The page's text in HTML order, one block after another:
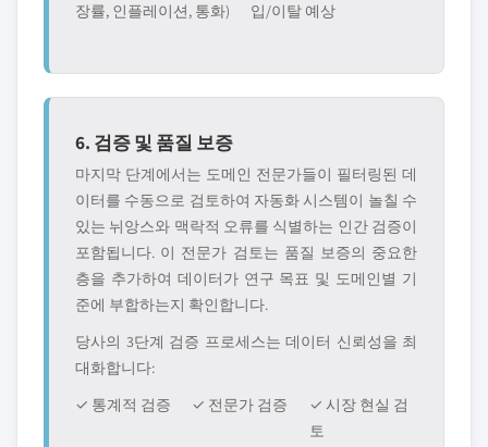
장률, 인플레이션, 통화)
입/이탈 예상
6. 검증 및 품질 보증
마지막 단계에서는 도메인 전문가들이 필터링된 데
이터를 수동으로 검토하여 자동화 시스템이 놀칠 수
있는 뉘앙스와 맥락적 오류를 식별하는 인간 검증이
포함됩니다. 이 전문가 검토는 품질 보증의 중요한
층을 추가하여 데이터가 연구 목표 및 도메인별 기
준에 부합하는지 확인합니다.
당사의 3단계 검증 프로세스는 데이터 신뢰성을 최
대화합니다:
✓ 통계적 검증
✓ 전문가 검증
✓ 시장 현실 검
토